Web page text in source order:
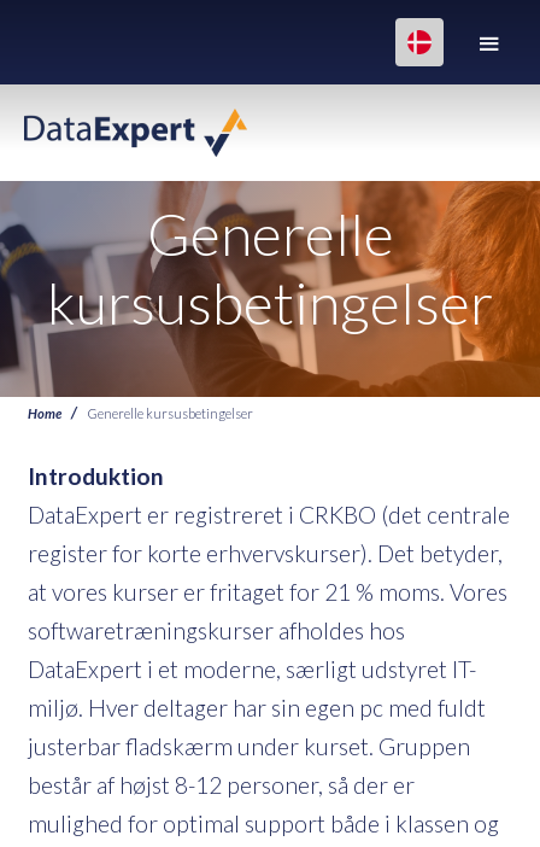
Generelle
kursusbetingelser
Home Generelle kursusbetingelser
Introduktion
DataExpert er registreret i CRKBO (det centrale
register for korte erhvervskurser). Det betyder,
at vores kurser er fritaget for 21 % moms. Vores
softwaretræningskurser afholdes hos
DataExpert i et moderne, særligt udstyret IT-
miljø. Hver deltager har sin egen pc med fuldt
justerbar fladskærm under kurset. Gruppen
består af højst 8-12 personer, så der er
mulighed for optimal support både i klassen og